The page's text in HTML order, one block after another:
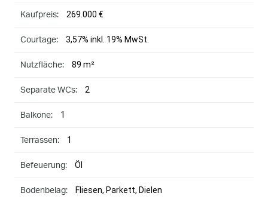
Kaufpreis: 269.000 €
Courtage: 3,57% inkl. 19% MwSt.
Nutzfläche: 89 m²
Separate WCs: 2
Balkone: 1
Terrassen: 1
Befeuerung: Öl
Bodenbelag: Fliesen, Parkett, Dielen